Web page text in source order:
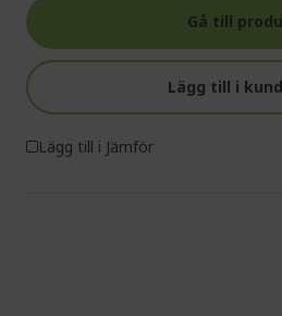
Gå till
Lägg till i
Lägg till i Jämför